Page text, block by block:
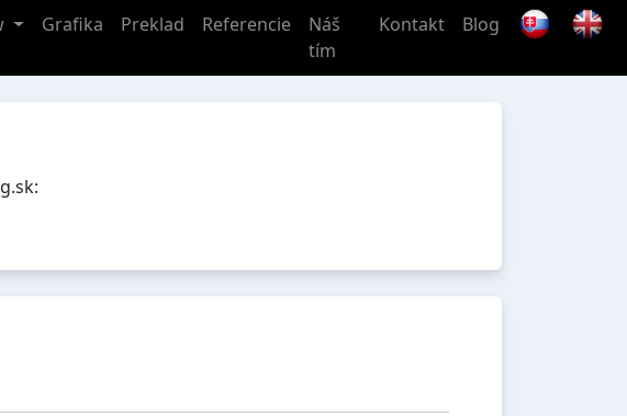
Grafika Preklad Referencie
Náš
tím
Kontakt Blog